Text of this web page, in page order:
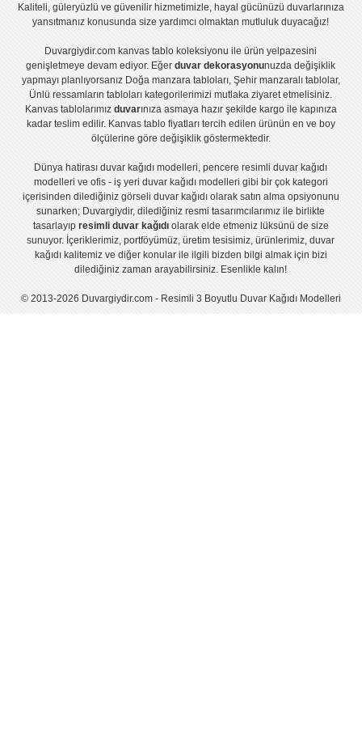
Kaliteli, güleryüzlü ve güvenilir hizmetimizle, hayal gücünüzü duvarlarınıza
yansıtmanız konusunda size yardımcı olmaktan mutluluk duyacağız!
Duvargiydir.com kanvas tablo koleksiyonu ile ürün yelpazesini
genişletmeye devam ediyor. Eğerduvar dekorasyonunuzda değişiklik
yapmayı planlıyorsanız Doğa manzara tabloları, Şehir manzaralı tablolar,
Ünlü ressamların tabloları kategorilerimizi mutlaka ziyaret etmelisiniz.
Kanvas tablolarımız duvarınıza asmaya hazır şekilde kargo ile kapınıza
kadar teslim edilir. Kanvas tablo fiyatlarıtercih edilen ürünün en ve boy
ölçülerine göre değişiklik göstermektedir.
Dünya hatirası duvar kağıdı modelleri,pencere resimli duvar kağıdı
modelleri ve ofis - iş yeri duvar kağıdı modelleri gibi bir çok kategori
içerisinden dilediğiniz görseli duvar kağıdı olarak satın alma opsiyonunu
sunarken; Duvargiydir, dilediğiniz resmi tasarımcılarımız ile birlikte
tasarlayıp resimli duvar kağıdıolarak elde etmeniz lüksünü de size
sunuyor. İçeriklerimiz, portföyümüz, üretim tesisimiz, ürünlerimiz, duvar
kağıdı kalitemiz ve diğer konular ile ilgili bizden bilgi almak için bizi
dilediğiniz zaman arayabilirsiniz. Esenlikle kalın!
© 2013-2026 Duvargiydir.com - Resimli 3 Boyutlu Duvar Kağıdı Modelleri